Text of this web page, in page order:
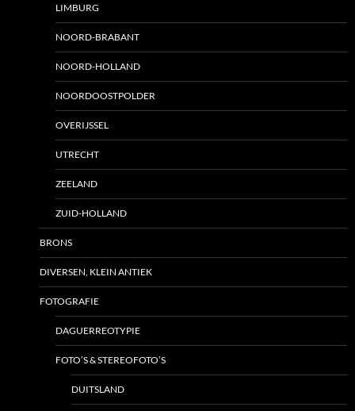
LIMBURG
NOORD-BRABANT
NOORD-HOLLAND
NOORDOOSTPOLDER
OVERIJSSEL
UTRECHT
ZEELAND
ZUID-HOLLAND
BRONS
DIVERSEN, KLEIN ANTIEK
FOTOGRAFIE
DAGUERREOTYPIE
FOTO’S & STEREOFOTO’S
DUITSLAND